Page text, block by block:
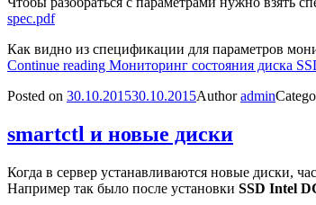
spec.pdf
Как видно из спецификации для параметров
Continue reading Мониторинг состояния диска
Posted on 30.10.201530.10.2015Authoradmin
smartctl и новые диски
Когда в сервер устанавливаются новые диски,
Например так было после установки SSD Intel